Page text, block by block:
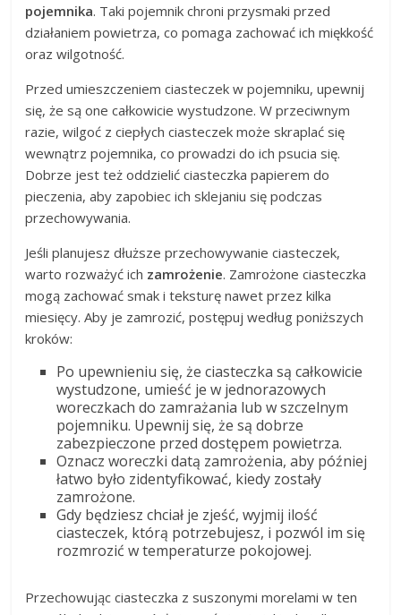
pojemnika. Taki pojemnik chroni przysmaki przed
działaniem powietrza, co pomaga zachować ich miękkość
oraz wilgotność.
Przed umieszczeniem ciasteczek w pojemniku, upewnij
się, że są one całkowicie wystudzone. W przeciwnym
razie, wilgoć z ciepłych ciasteczek może skraplać się
wewnątrz pojemnika, co prowadzi do ich psucia się.
Dobrze jest też oddzielić ciasteczka papierem do
pieczenia, aby zapobiec ich sklejaniu się podczas
przechowywania.
Jeśli planujesz dłuższe przechowywanie ciasteczek,
warto rozważyć ich zamrożenie. Zamrożone ciasteczka
mogą zachować smak i teksturę nawet przez kilka
miesięcy. Aby je zamrozić, postępuj według poniższych
kroków:
Po upewnieniu się, że ciasteczka są całkowicie
wystudzone, umieść je w jednorazowych
woreczkach do zamrażania lub w szczelnym
pojemniku. Upewnij się, że są dobrze
zabezpieczone przed dostępem powietrza.
Oznacz woreczki datą zamrożenia, aby później
łatwo było zidentyfikować, kiedy zostały
zamrożone.
Gdy będziesz chciał je zjeść, wyjmij ilość
ciasteczek, którą potrzebujesz, i pozwól im się
rozmrozić w temperaturze pokojowej.
Przechowując ciasteczka z suszonymi morelami w ten